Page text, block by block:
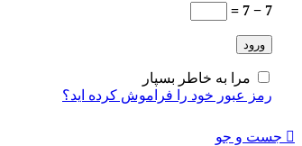
7 − 7 =
ورود
رمز عبور خود را فراموش کرده اید؟
مرا به خاطر بسپار
جست و جو